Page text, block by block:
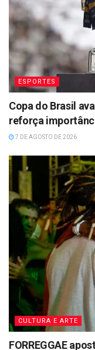
ESPORTES
Copa do Brasil
reforça
7 DE AGOSTO DE 2026
CULTURA E ARTE
FORREGGAE